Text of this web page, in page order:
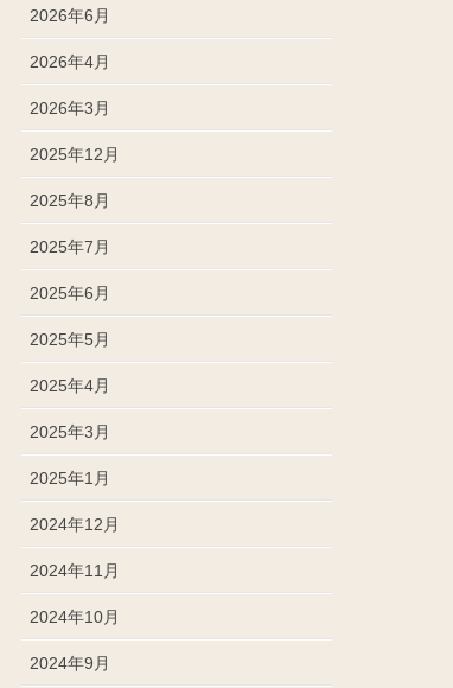
2026年6月
2026年4月
2026年3月
2025年12月
2025年8月
2025年7月
2025年6月
2025年5月
2025年4月
2025年3月
2025年1月
2024年12月
2024年11月
2024年10月
2024年9月